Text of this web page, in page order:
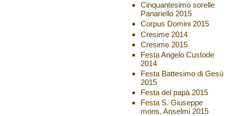
Cinquantesimo sorelle
Panariello 2015
Corpus Domini 2015
Cresime 2014
Cresime 2015
Festa Angelo Custode
2014
Festa Battesimo di Gesù
2015
Festa del papà 2015
Festa S. Giuseppe
mons. Anselmi 2015